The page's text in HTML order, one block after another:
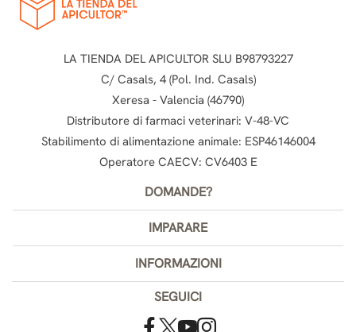
LA TIENDA DEL APICULTOR SLU B98793227
C/ Casals, 4 (Pol. Ind. Casals)
Xeresa - Valencia (46790)
Distributore di farmaci veterinari: V-48-VC
Stabilimento di alimentazione animale: ESP46146004
Operatore CAECV: CV6403 E
DOMANDE?
IMPARARE
INFORMAZIONI
SEGUICI